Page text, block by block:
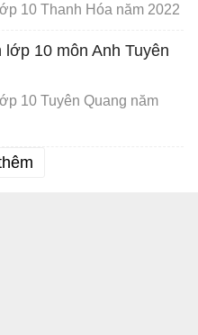
10 Thanh Hóa năm 2022
10 môn Anh Tuyên
10 Tuyên Quang năm